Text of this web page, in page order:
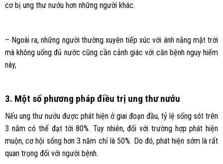
cơ bị ung thư nướu hơn những người khác.
– Ngoài ra, những người thường xuyên tiếp xúc với ánh nắng mặt trời
mà không uống đủ nước cũng cần cảnh giác với căn bệnh nguy hiểm
này,
3. Một số phương pháp điều trị ung thư nướu
Nếu ung thư nướu được phát hiện ở giai đoạn đầu, tỷ lệ sống sót trên
3 năm có thể đạt tới 80%. Tuy nhiên, đối với trường hợp phát hiện
muộn, cơ hội sống hơn 3 năm chỉ là 50%. Do đó, phát hiện sớm là rất
quan trọng đối với người bệnh.